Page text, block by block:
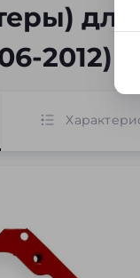
для
2012)